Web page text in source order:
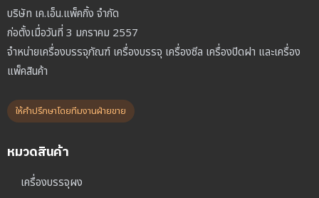
บริษัท เค.เอ็น.แพ็คกิ้ง จำกัด
ก่อตั้งเมื่อวันที่ 3 มกราคม 2557
จำหน่ายเครื่องบรรจุภัณฑ์ เครื่องบรรจุ เครื่องซีล เครื่องปิดฝา และเครื่อง
แพ็คสินค้า
ให้คำปรึกษาโดยทีมงานฝ่ายขาย
หมวดสินค้า
เครื่องบรรจุผง